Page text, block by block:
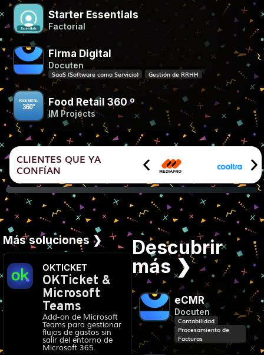
Starter Essentials
Factorial
Firma Digital
Docuten
SaaS (Software como Servicio) Gestión de RRHH
Food Retail 360 º
IM Projects
CLIENTES QUE YA
CONFÍAN
Más soluciones ❯
OKTICKET
OKTicket &
Microsoft
Teams
Add-on de Microsoft
Teams para gestionar
flujos de gastos sin
salir del entorno de
Microsoft 365.
Descubrir
más ❯
eCMR
Docuten
Contabilidad
Procesamiento de
Facturas